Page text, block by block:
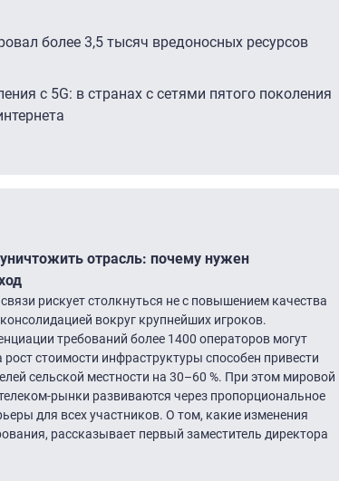
более 3,5 тысяч вредоносных ресурсов
с 5G: в странах с сетями пятого поколения
отрасль: почему нужен
рискует столкнуться не с повышением качества
вокруг крупнейших игроков.
требований более 1400 операторов могут
стоимости инфраструктуры способен привести
сельской местности на 30–60 %. При этом мировой
рынки развиваются через пропорциональное
для всех участников. О том, какие изменения
рассказывает первый заместитель директора